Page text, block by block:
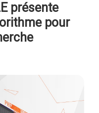
présente
pour